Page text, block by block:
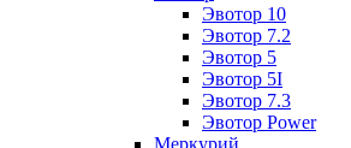
Эвотор 10
Эвотор 7.2
Эвотор 5
Эвотор 5I
Эвотор 7.3
Эвотор Power
Меркурий